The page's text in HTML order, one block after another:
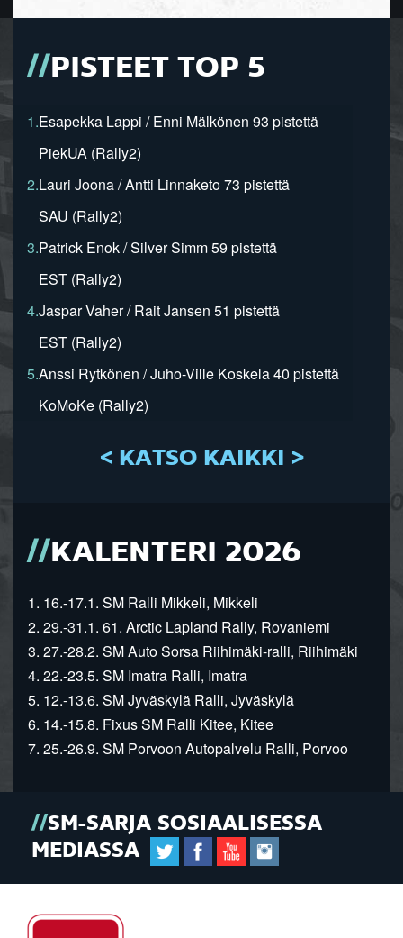
PISTEET TOP 5
1.Esapekka Lappi / Enni Mälkönen 93 pistettä
PiekUA (Rally2)
2.Lauri Joona / Antti Linnaketo 73 pistettä
SAU (Rally2)
3.Patrick Enok / Silver Simm 59 pistettä
EST (Rally2)
4.Jaspar Vaher / Rait Jansen 51 pistettä
EST (Rally2)
5.Anssi Rytkönen / Juho-Ville Koskela 40 pistettä
KoMoKe (Rally2)
< KATSO KAIKKI >
KALENTERI 2026
1. 16.-17.1. SM Ralli Mikkeli, Mikkeli
2. 29.-31.1. 61. Arctic Lapland Rally, Rovaniemi
3. 27.-28.2. SM Auto Sorsa Riihimäki-ralli, Riihimäki
4. 22.-23.5. SM Imatra Ralli, Imatra
5. 12.-13.6. SM Jyväskylä Ralli, Jyväskylä
6. 14.-15.8. Fixus SM Ralli Kitee, Kitee
7. 25.-26.9. SM Porvoon Autopalvelu Ralli, Porvoo
SM-SARJA SOSIAALISESSA
MEDIASSA